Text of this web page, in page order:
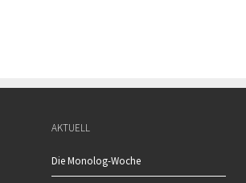
AKTUELL
Die Monolog-Woche